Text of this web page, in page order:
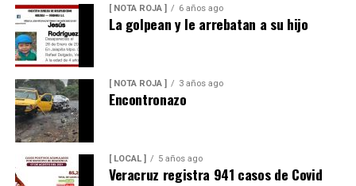
[ NOTA ROJA ] 6 años ago
La golpean y le arrebatan a su hijo
[ NOTA ROJA ] 3 años ago
Encontronazo
[ LOCAL ] 5 años ago
Veracruz registra 941 casos de Covid